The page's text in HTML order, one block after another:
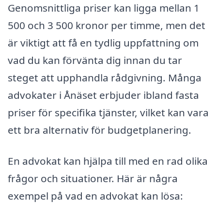
Genomsnittliga priser kan ligga mellan 1
500 och 3 500 kronor per timme, men det
är viktigt att få en tydlig uppfattning om
vad du kan förvänta dig innan du tar
steget att upphandla rådgivning. Många
advokater i Ånäset erbjuder ibland fasta
priser för specifika tjänster, vilket kan vara
ett bra alternativ för budgetplanering.
En advokat kan hjälpa till med en rad olika
frågor och situationer. Här är några
exempel på vad en advokat kan lösa: